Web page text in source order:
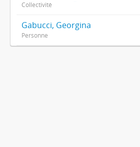
Collectivité
Gabucci, Georgina
Personne